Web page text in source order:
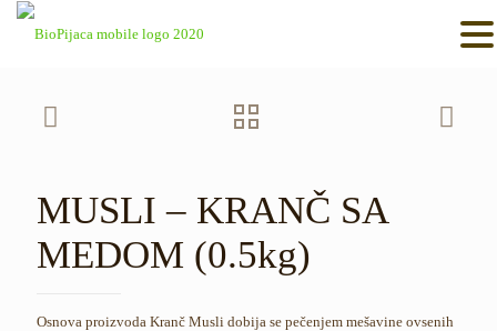
MUSLI – KRANČ SA
MEDOM (0.5kg)
Osnova proizvoda Kranč Musli dobija se pečenjem mešavine ovsenih